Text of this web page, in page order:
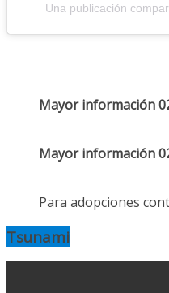
Una publicación
Mayor información
Mayor información
Para adopciones
Tsunami